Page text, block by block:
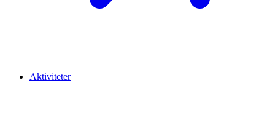
Aktiviteter